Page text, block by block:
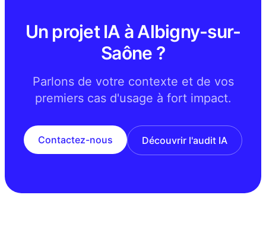
Un projet IA à Albigny-sur-
Saône ?
Parlons de votre contexte et de vos
premiers cas d'usage à fort impact.
Contactez-nous Découvrir l'audit IA